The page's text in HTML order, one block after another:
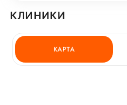
КЛИНИКИ
КАРТА